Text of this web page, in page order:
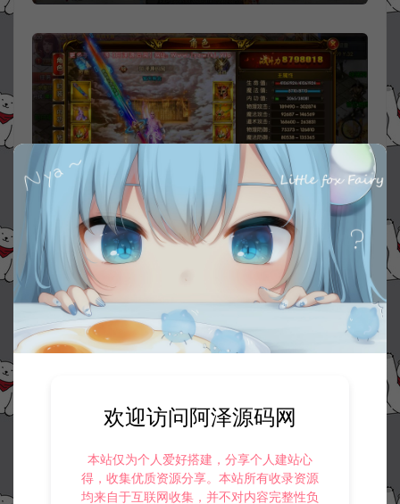
欢迎访问阿泽源码网
本站仅为个人爱好搭建，分享个人建站心
得，收集优质资源分享。本站所有收录资源
均来自于互联网收集，并不对内容完整性负